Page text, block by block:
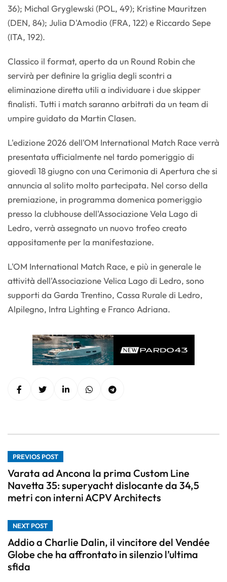
36); Michal Gryglewski (POL, 49); Kristine Mauritzen
(DEN, 84); Julia D'Amodio (FRA, 122) e Riccardo Sepe
(ITA, 192).
Classico il format, aperto da un Round Robin che
servirà per definire la griglia degli scontri a
eliminazione diretta utili a individuare i due skipper
finalisti. Tutti i match saranno arbitrati da un team di
umpire guidato da Martin Clasen.
L'edizione 2026 dell'OM International Match Race verrà
presentata ufficialmente nel tardo pomeriggio di
giovedì 18 giugno con una Cerimonia di Apertura che si
annuncia al solito molto partecipata. Nel corso della
premiazione, in programma domenica pomeriggio
presso la clubhouse dell'Associazione Vela Lago di
Ledro, verrà assegnato un nuovo trofeo creato
appositamente per la manifestazione.
L'OM International Match Race, e più in generale le
attività dell'Associazione Velica Lago di Ledro, sono
supporti da Garda Trentino, Cassa Rurale di Ledro,
Alpilegno, Intra Lighting e Franco Adriana.
PREVIOS POST
Varata ad Ancona la prima Custom Line
Navetta 35: superyacht dislocante da 34,5
metri con interni ACPV Architects
NEXT POST
Addio a Charlie Dalin, il vincitore del Vendée
Globe che ha affrontato in silenzio l’ultima
sfida